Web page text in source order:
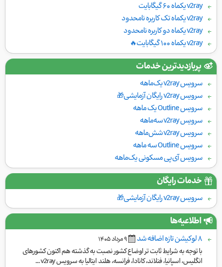
v2ray یکماه ۶۰ گیگابایت
v2ray یکماه تک کاربره نامحدود
v2ray یکماه دو کاربره نامحدود
v2ray یکماه ۱۰۰ گیگابایت🔥
پربازدیدترین خدمات
سرویس v2ray یک‌ماهه
سرویس v2ray رایگان آزمایشی🎁
سرویس Outline یک ماهه
سرویس v2ray سه‌ماهه
سرویس v2ray شش‌ماهه
سرویس Outline سه ماهه
سرویس آی‌پی مسکونی یک‌ماهه
خدمات رایگان
سرویس v2ray رایگان آزمایشی🎁
اطلاعیه‌ها
۸ لوکیشن تازه اضافه شد ٩ مرداد ١۴۰۵
با توجه به شرایط ثابت تر اوضاع کشور نصبت به گذشته هم اکنون کشورهای
انگلیس، اسپانیا، فنلاند، کانادا، فرانسه، هلند ایتالیا به سرویس v2ray ...